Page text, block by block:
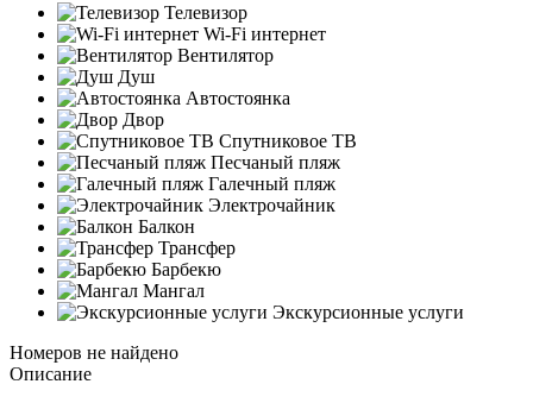
Телевизор
Wi-Fi интернет
Вентилятор
Душ
Автостоянка
Двор
Спутниковое ТВ
Песчаный пляж
Галечный пляж
Электрочайник
Балкон
Трансфер
Барбекю
Мангал
Экскурсионные услуги
Номеров не найдено
Описание